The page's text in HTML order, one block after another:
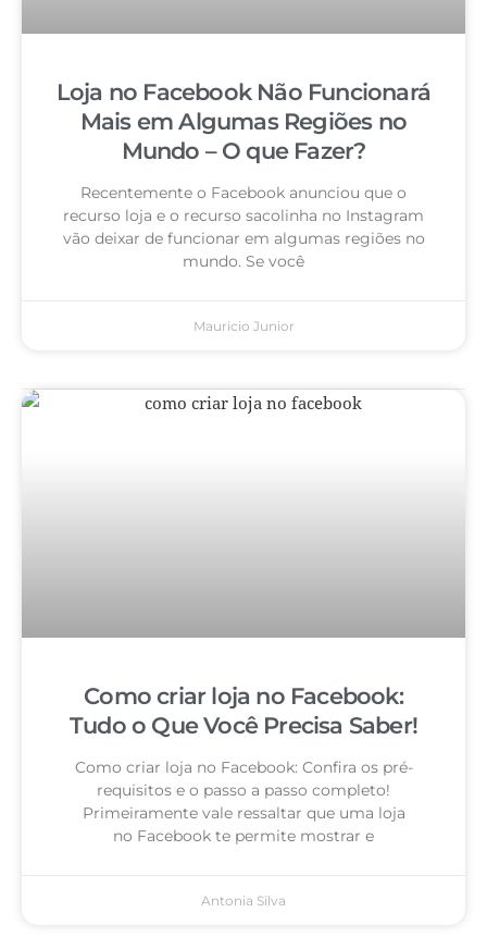
Loja no Facebook Não Funcionará
Mais em Algumas Regiões no
Mundo – O que Fazer?
Recentemente o Facebook anunciou que o
recurso loja e o recurso sacolinha no Instagram
vão deixar de funcionar em algumas regiões no
mundo. Se você
Mauricio Junior
Como criar loja no Facebook:
Tudo o Que Você Precisa Saber!
Como criar loja no Facebook: Confira os pré-
requisitos e o passo a passo completo!
Primeiramente vale ressaltar que uma loja
no Facebook te permite mostrar e
Antonia Silva